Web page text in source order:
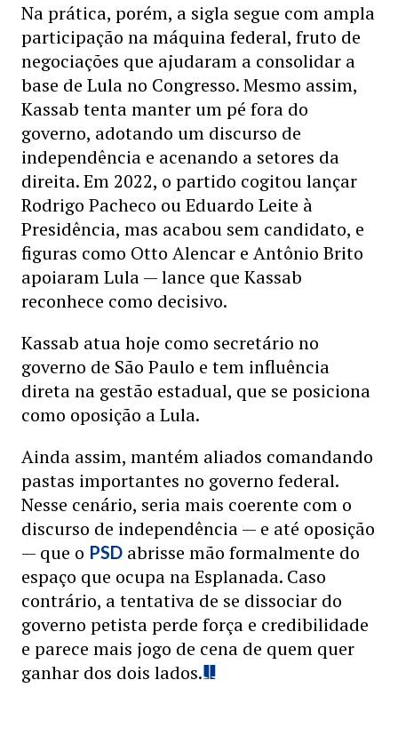
Na prática, porém, a sigla segue com ampla
participação na máquina federal, fruto de
negociações que ajudaram a consolidar a
base de Lula no Congresso. Mesmo assim,
Kassab tenta manter um pé fora do
governo, adotando um discurso de
independência e acenando a setores da
direita. Em 2022, o partido cogitou lançar
Rodrigo Pacheco ou Eduardo Leite à
Presidência, mas acabou sem candidato, e
figuras como Otto Alencar e Antônio Brito
apoiaram Lula — lance que Kassab
reconhece como decisivo.
Kassab atua hoje como secretário no
governo de São Paulo e tem influência
direta na gestão estadual, que se posiciona
como oposição a Lula.
Ainda assim, mantém aliados comandando
pastas importantes no governo federal.
Nesse cenário, seria mais coerente com o
discurso de independência — e até oposição
— que o PSD abrisse mão formalmente do
espaço que ocupa na Esplanada. Caso
contrário, a tentativa de se dissociar do
governo petista perde força e credibilidade
e parece mais jogo de cena de quem quer
ganhar dos dois lados.